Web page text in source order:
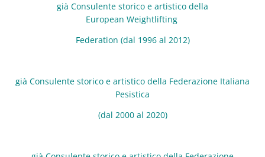
già Consulente storico e artistico della
European Weightlifting
Federation (dal 1996 al 2012)
già Consulente storico e artistico della Federazione Italiana
Pesistica
(dal 2000 al 2020)